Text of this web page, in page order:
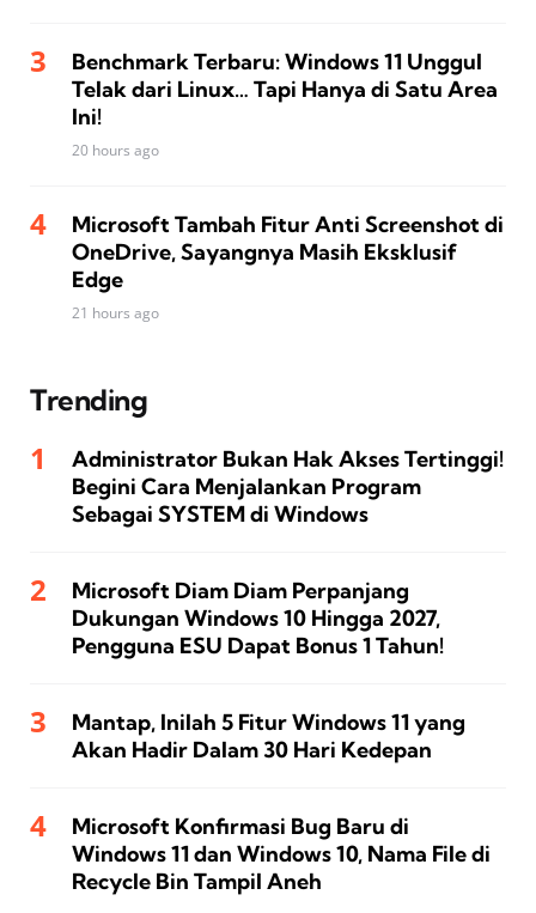
Benchmark Terbaru: Windows 11 Unggul
Telak dari Linux… Tapi Hanya di Satu Area
Ini!
20 hours ago
Microsoft Tambah Fitur Anti Screenshot di
OneDrive, Sayangnya Masih Eksklusif
Edge
21 hours ago
Trending
Administrator Bukan Hak Akses Tertinggi!
Begini Cara Menjalankan Program
Sebagai SYSTEM di Windows
Microsoft Diam Diam Perpanjang
Dukungan Windows 10 Hingga 2027,
Pengguna ESU Dapat Bonus 1 Tahun!
Mantap, Inilah 5 Fitur Windows 11 yang
Akan Hadir Dalam 30 Hari Kedepan
Microsoft Konfirmasi Bug Baru di
Windows 11 dan Windows 10, Nama File di
Recycle Bin Tampil Aneh